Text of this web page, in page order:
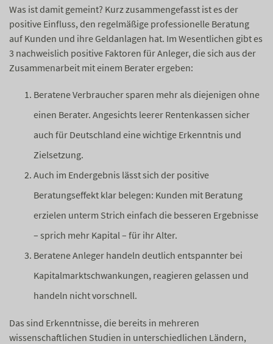
Was ist damit gemeint? Kurz zusammengefasst ist es der
positive Einfluss, den regelmäßige professionelle Beratung
auf Kunden und ihre Geldanlagen hat. Im Wesentlichen gibt es
3 nachweislich positive Faktoren für Anleger, die sich aus der
Zusammenarbeit mit einem Berater ergeben:
Beratene Verbraucher sparen mehr als diejenigen ohne
einen Berater. Angesichts leerer Rentenkassen sicher
auch für Deutschland eine wichtige Erkenntnis und
Zielsetzung.
Auch im Endergebnis lässt sich der positive
Beratungseffekt klar belegen: Kunden mit Beratung
erzielen unterm Strich einfach die besseren Ergebnisse
– sprich mehr Kapital – für ihr Alter.
Beratene Anleger handeln deutlich entspannter bei
Kapitalmarktschwankungen, reagieren gelassen und
handeln nicht vorschnell.
Das sind Erkenntnisse, die bereits in mehreren
wissenschaftlichen Studien in unterschiedlichen Ländern,